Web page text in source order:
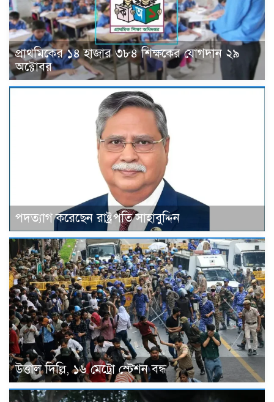
প্রাথমিকের ১৪ হাজার ৩৮৪ শিক্ষকের যোগদান ২৯
অক্টোবর
পদত্যাগ করেছেন রাষ্ট্রপতি সাহাবুদ্দিন
উত্তাল দিল্লি, ১৬ মেট্রো স্টেশন বন্ধ